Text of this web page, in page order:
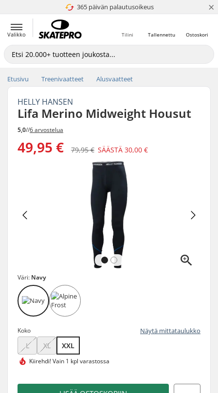
365 päivän palautusoikeus
4.8 / 5 ×
Valikko Ostoskori
Tallennettu
Tilini
Etusivu Treenivaatteet Alusvaatteet
HELLY HANSEN
Lifa Merino Midweight Housut
5,0//6 arvostelua
49,95 € 79,95 € SÄÄSTÄ 30,00 €
Väri: Navy
Koko Näytä mittataulukko
L XL XXL
Kiirehdi!Vain 1 kpl varastossa